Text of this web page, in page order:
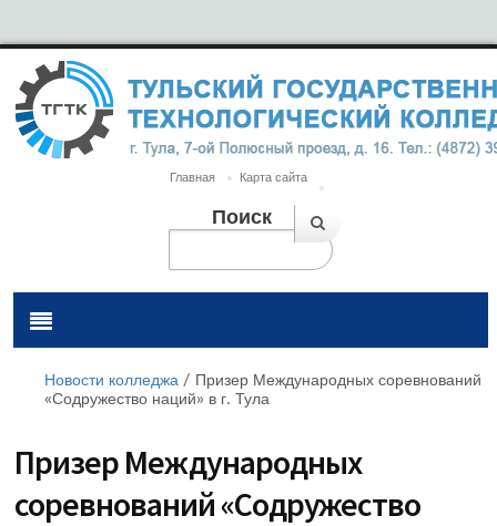
Главная Карта сайта
Поиск
Новости колледжа / Призер Международных соревнований
«Содружество наций» в г. Тула
Призер Международных
соревнований «Содружество